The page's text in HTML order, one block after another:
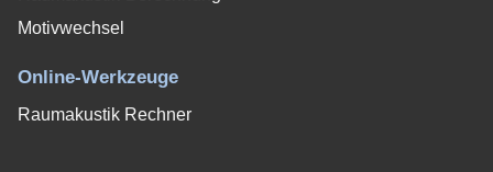
Motivwechsel
Online-Werkzeuge
Raumakustik Rechner